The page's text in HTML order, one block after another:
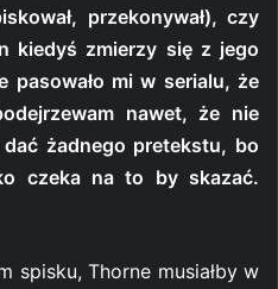
przekonywał), czy
kiedyś zmierzy się z jego
pasowało mi w serialu, że
nawet, że nie
dać żadnego pretekstu, bo
czeka na to by skazać.
spisku, Thorne musiałby w